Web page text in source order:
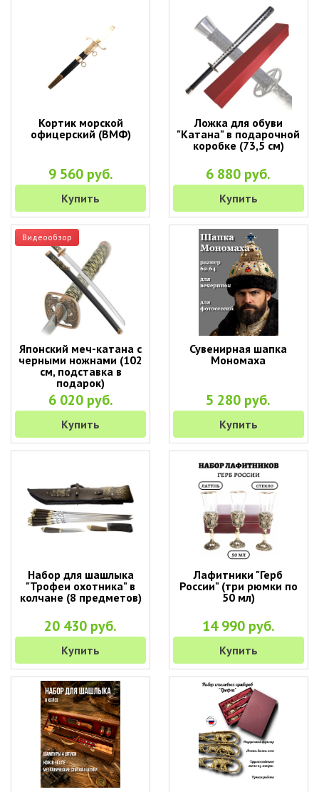
Кортик морской
офицерский (ВМФ)
9 560 руб.
Купить
Ложка для обуви
"Катана" в подарочной
коробке (73,5 см)
6 880 руб.
Купить
Видеообзор
Японский меч-катана с
черными ножнами (102
см, подставка в
подарок)
6 020 руб.
Купить
Сувенирная шапка
Мономаха
5 280 руб.
Купить
Набор для шашлыка
"Трофеи охотника" в
колчане (8 предметов)
20 430 руб.
Купить
Лафитники "Герб
России" (три рюмки по
50 мл)
14 990 руб.
Купить